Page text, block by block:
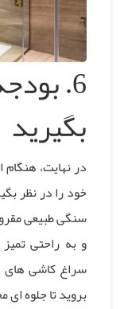
6.
بگیرید
در نهایت،
خود را در نظر
سنگی طبیعی
و به راحتی
سراغ کاشی های
بروید تا جلوه